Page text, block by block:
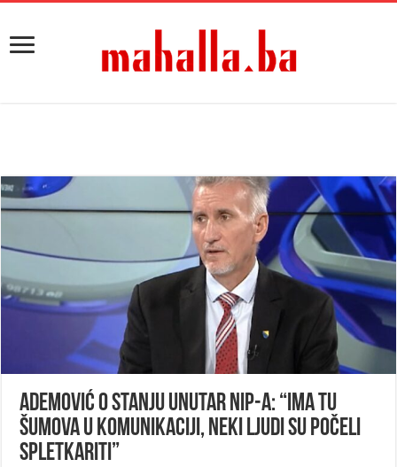
Ademović o stanju unutar NiP-a: “Ima tu
šumova u komunikaciji, neki ljudi su počeli
spletkariti”